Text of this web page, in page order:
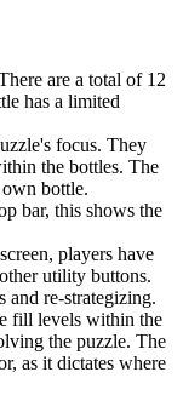
are a total of 12
has a limited
focus. They
the bottles. The
bottle.
bar, this shows the
players have
utility buttons.
and re-strategizing.
fill levels within the
the puzzle. The
as it dictates where